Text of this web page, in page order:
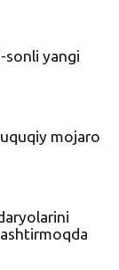
sonli yangi
mojaro